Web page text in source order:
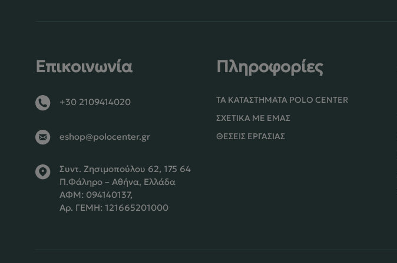
Επικοινωνία
+30 2109414020
eshop@polocenter.gr
Συντ. Ζησιμοπούλου 62, 175 64
Π.Φάληρο – Αθήνα, Ελλάδα
ΑΦΜ: 094140137,
Αρ. ΓΕΜΗ: 121665201000
Πληροφορίες
ΤΑ ΚΑΤΑΣΤΉΜΑΤΑ POLO CENTER
ΣΧΕΤΙΚΆ ΜΕ ΕΜΆΣ
ΘΈΣΕΙΣ ΕΡΓΑΣΊΑΣ